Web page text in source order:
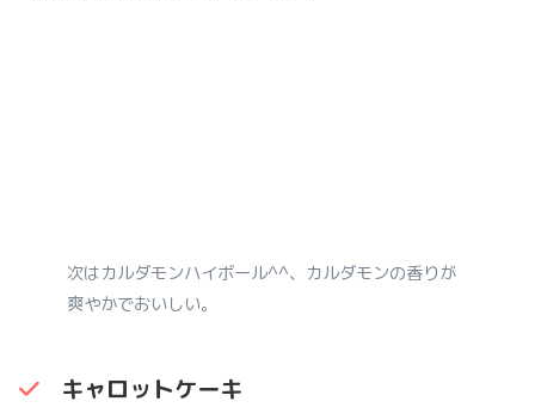
次はカルダモンハイボール^^、カルダモンの香りが
爽やかでおいしい。
キャロットケーキ